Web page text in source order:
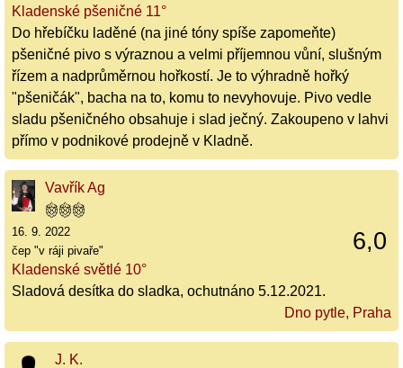
Kladenské pšeničné 11°
Do hřebíčku laděné (na jiné tóny spíše zapomeňte)
pšeničné pivo s výraznou a velmi příjemnou vůní, slušným
řízem a nadprůměrnou hořkostí. Je to výhradně hořký
"pšeničák", bacha na to, komu to nevyhovuje. Pivo vedle
sladu pšeničného obsahuje i slad ječný. Zakoupeno v lahvi
přímo v podnikové prodejně v Kladně.
Vavřík Ag
6,0
16. 9. 2022
čep "v ráji pivaře"
Kladenské světlé 10°
Sladová desítka do sladka, ochutnáno 5.12.2021.
Dno pytle, Praha
J. K.